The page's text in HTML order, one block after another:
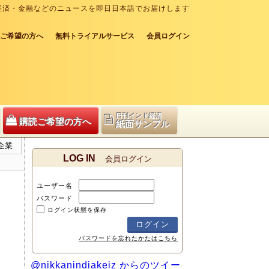
・金融などのニュースを即日日本語でお届けします
希望の方へ 無料トライアルサービス 会員ログイン
購読ご希望の方へ
日刊インド経済
紙面サンプル
業
LOG IN 会員ログイン
ユーザー名
パスワード
ログイン状態を保存
パスワードを忘れたかたはこちら
@nikkanindiakeiz からのツイー